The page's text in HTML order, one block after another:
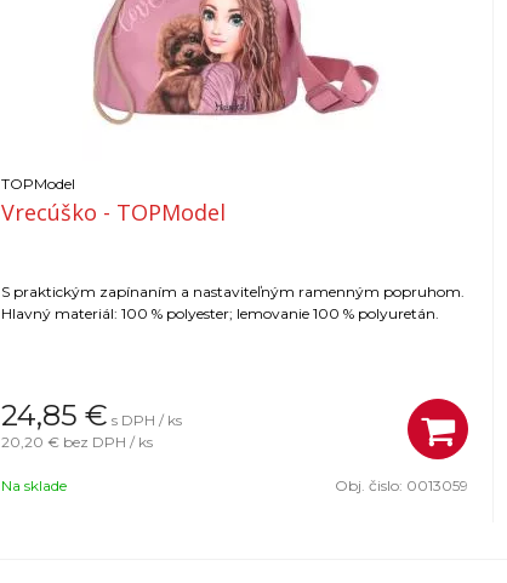
TOPModel
Vrecúško - TOPModel
S praktickým zapínaním a nastaviteľným ramenným popruhom.
Hlavný materiál: 100 % polyester; lemovanie 100 % polyuretán.
24,85 € s DPH / ks
20,20 € bez DPH / ks
Na sklade Obj. čislo: 0013059